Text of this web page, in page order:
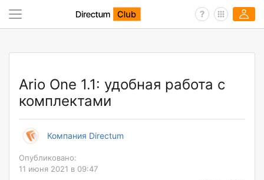
Ario One 1.1: удобная работа с
комплектами
Компания Directum
Опубликовано:
11 июня 2021 в 09:47